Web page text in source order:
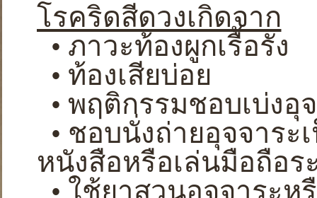
โรคริดสีดวงเกิดจาก
• ภาวะท้องผูกเรื้อรัง
• ท้องเสียบ่อย
• พฤติกรรมชอบเบ่งอุ
• ชอบนั่งถ่ายอุจจาระ
หนังสือหรือเล่นมือถือร
• ใช้ยาสวนอุจจาระห